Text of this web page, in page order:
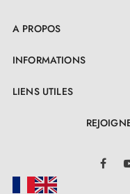
A PROPOS
INFORMATIONS
LIENS UTILES